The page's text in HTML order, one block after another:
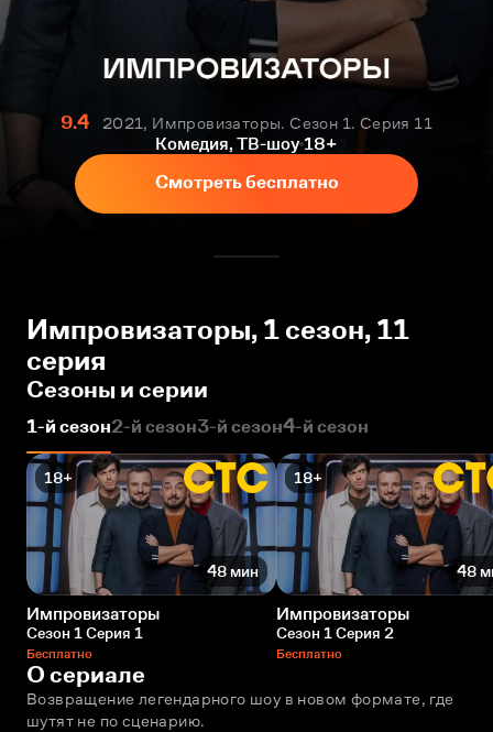
9.4
2021, Импровизаторы. Сезон 1. Серия 11
Комедия, ТВ-шоу 18+
Смотреть бесплатно
Импровизаторы, 1 сезон, 11
серия
Сезоны и серии
1-й сезон2-й сезон3-й сезон4-й сезон
18+
48 мин
Импровизаторы
Сезон 1 Серия 1
Бесплатно
18+
48
Импровизаторы
Сезон 1 Серия 2
Бесплатно
О сериале
Возвращение легендарного шоу в новом формате, где
шутят не по сценарию.